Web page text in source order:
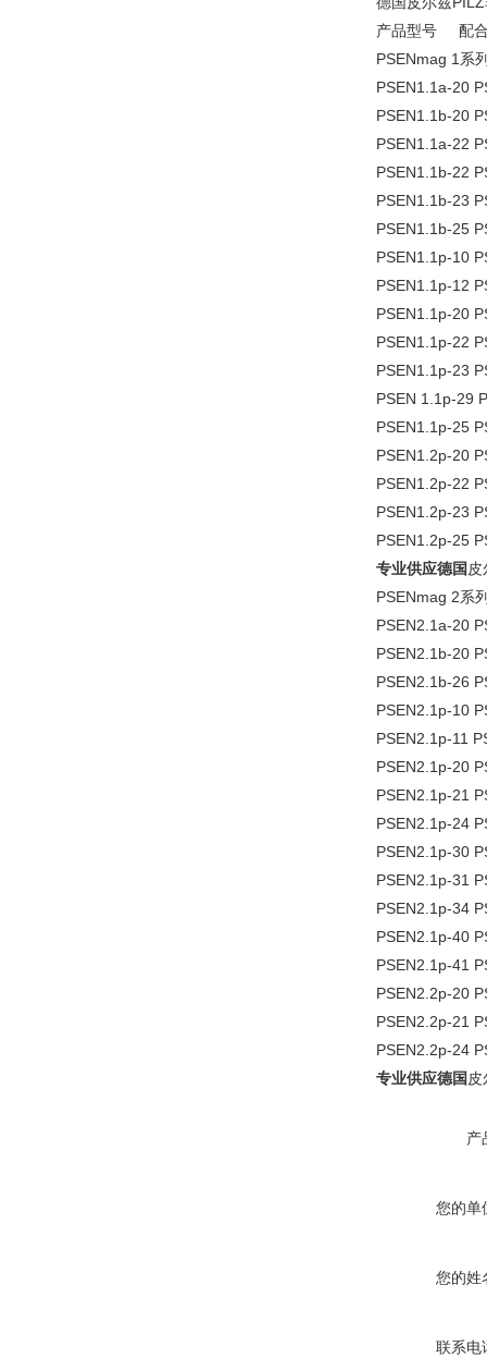
产品型号 配
PSENmag 1系
PSEN1.1a-20
PSEN1.1b-20
PSEN1.1a-22
PSEN1.1b-22
PSEN1.1b-23
PSEN1.1b-25
PSEN1.1p-10
PSEN1.1p-12
PSEN1.1p-20
PSEN1.1p-22
PSEN1.1p-23
PSEN 1.1p-29
PSEN1.1p-25
PSEN1.2p-20
PSEN1.2p-22
PSEN1.2p-23
PSEN1.2p-25
专业供应德国
PSENmag 2系
PSEN2.1a-20
PSEN2.1b-20
PSEN2.1b-26
PSEN2.1p-10
PSEN2.1p-11
PSEN2.1p-20
PSEN2.1p-21
PSEN2.1p-24
PSEN2.1p-30
PSEN2.1p-31
PSEN2.1p-34
PSEN2.1p-40
PSEN2.1p-41
PSEN2.2p-20
PSEN2.2p-21
PSEN2.2p-24
专业供应德国
产
您的单
您的姓
联系电